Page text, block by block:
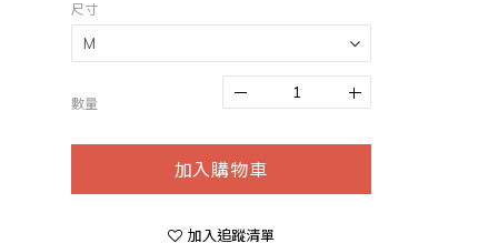
尺寸
數量
加入購物車
加入追蹤清單